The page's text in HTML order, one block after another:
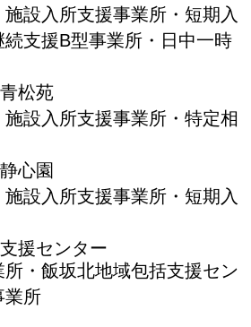
設入所支援事業所・短期入
支援B型事業所・日中一時
松苑
設入所支援事業所・特定相
心園
設入所支援事業所・短期入
援センター
所・飯坂北地域包括支援セン
業所